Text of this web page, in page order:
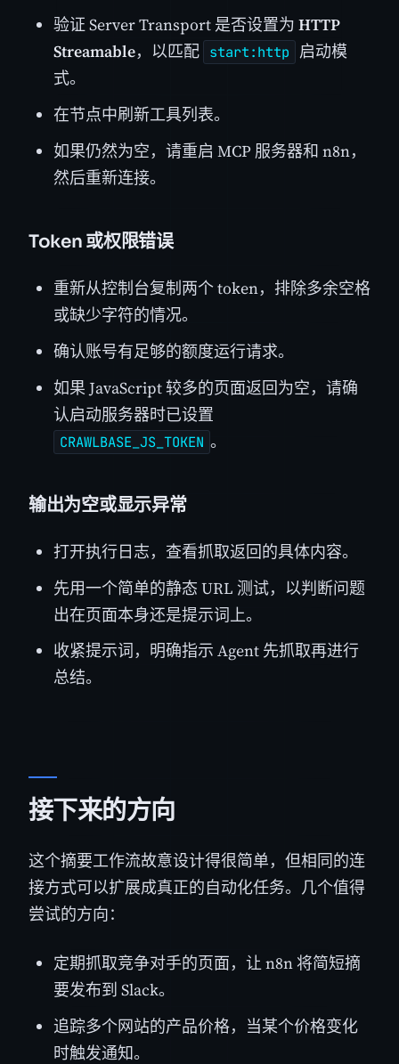
验证 Server Transport 是否设置为 HTTP
Streamable，以匹配 start:http 启动模
式。
在节点中刷新工具列表。
如果仍然为空，请重启 MCP 服务器和 n8n，
然后重新连接。
Token 或权限错误
重新从控制台复制两个 token，排除多余空格
或缺少字符的情况。
确认账号有足够的额度运行请求。
如果 JavaScript 较多的页面返回为空，请确
认启动服务器时已设置
CRAWLBASE_JS_TOKEN 。
输出为空或显示异常
打开执行日志，查看抓取返回的具体内容。
先用一个简单的静态 URL 测试，以判断问题
出在页面本身还是提示词上。
收紧提示词，明确指示 Agent 先抓取再进行
总结。
接下来的方向
这个摘要工作流故意设计得很简单，但相同的连
接方式可以扩展成真正的自动化任务。几个值得
尝试的方向：
定期抓取竞争对手的页面，让 n8n 将简短摘
要发布到 Slack。
追踪多个网站的产品价格，当某个价格变化
时触发通知。